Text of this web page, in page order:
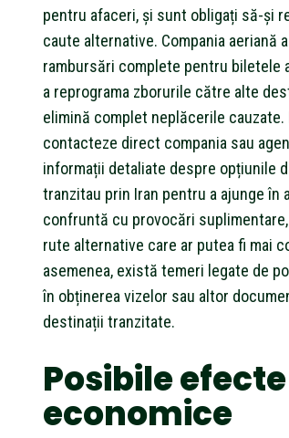
pentru afaceri, și sunt obligați să-și
caute alternative. Compania aeriană
rambursări complete pentru biletele
a reprograma zborurile către alte
elimină complet neplăcerile
contacteze direct compania sau
informații detaliate despre opțiunile
tranzitau prin Iran pentru a ajunge în
confruntă cu provocări
rute alternative care ar putea fi mai
asemenea, există temeri legate de
în obținerea vizelor sau altor
destinații tranzitate.
Posibile efecte
economice